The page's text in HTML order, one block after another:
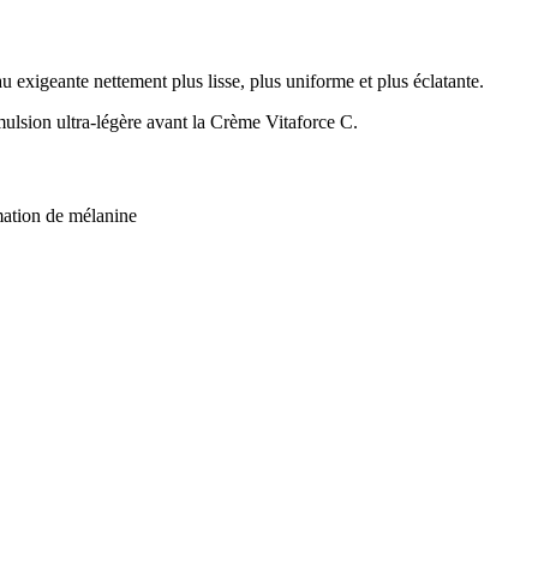
nettement plus lisse, plus uniforme et plus éclatante.
ultra-légère avant la Crème Vitaforce C.
de mélanine